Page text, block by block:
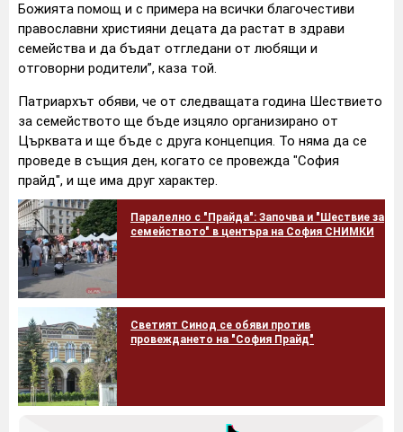
Божията помощ и с примера на всички благочестиви
православни християни децата да растат в здрави
семейства и да бъдат отгледани от любящи и
отговорни родители”, каза той.
Патриархът обяви, че от следващата година Шествието
за семейството ще бъде изцяло организирано от
Църквата и ще бъде с друга концепция. То няма да се
проведе в същия ден, когато се провежда "София
прайд", и ще има друг характер.
Паралелно с "Прайда": Започва и "Шествие за
семейството" в центъра на София СНИМКИ
Светият Синод се обяви против
провеждането на "София Прайд"